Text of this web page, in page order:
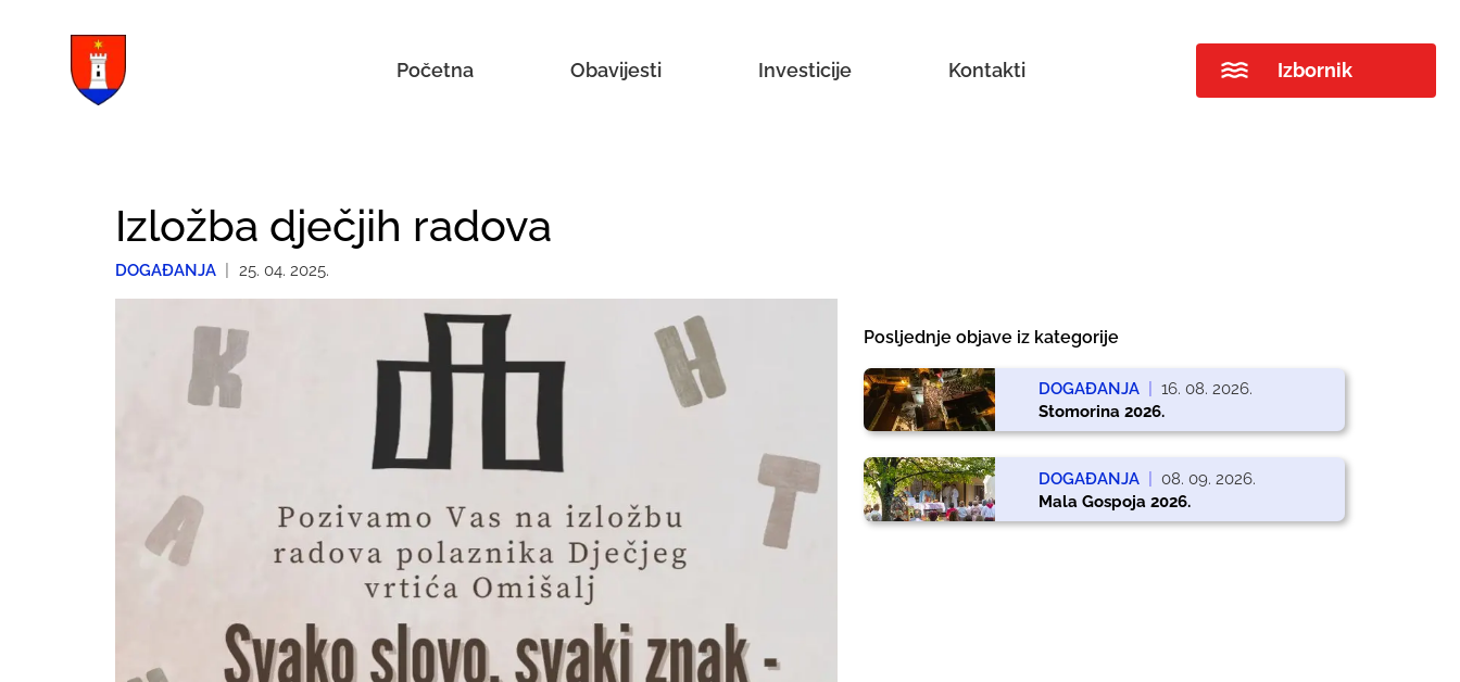
Početna Obavijesti Investicije Kontakti Izbornik
Izložba dječjih radova
DOGAĐANJA 25. 04. 2025.
Posljednje objave iz kategorije
DOGAĐANJA
16. 08. 2026.
Stomorina 2026.
DOGAĐANJA
08. 09. 2026.
Mala Gospoja 2026.